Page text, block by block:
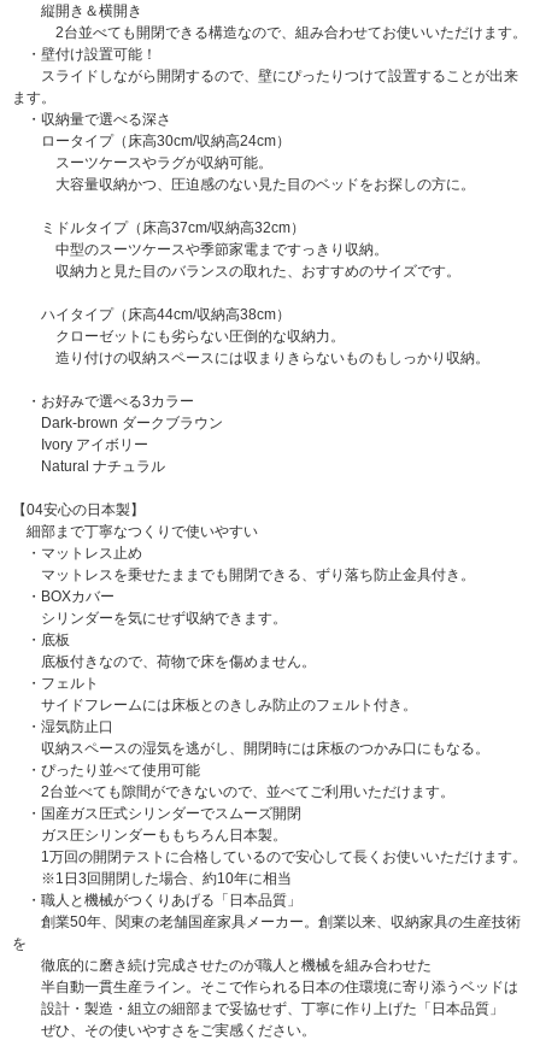
縦開き＆横開き
2台並べても開閉できる構造なので、組み合わせてお使いいただけます。
・壁付け設置可能！
スライドしながら開閉するので、壁にぴったりつけて設置することが出来
ます。
・収納量で選べる深さ
ロータイプ（床高30cm/収納高24cm）
スーツケースやラグが収納可能。
大容量収納かつ、圧迫感のない見た目のベッドをお探しの方に。
ミドルタイプ（床高37cm/収納高32cm）
中型のスーツケースや季節家電まですっきり収納。
収納力と見た目のバランスの取れた、おすすめのサイズです。
ハイタイプ（床高44cm/収納高38cm）
クローゼットにも劣らない圧倒的な収納力。
造り付けの収納スペースには収まりきらないものもしっかり収納。
・お好みで選べる3カラー
Dark-brown ダークブラウン
Ivory アイボリー
Natural ナチュラル
【04安心の日本製】
細部まで丁寧なつくりで使いやすい
・マットレス止め
マットレスを乗せたままでも開閉できる、ずり落ち防止金具付き。
・BOXカバー
シリンダーを気にせず収納できます。
・底板
底板付きなので、荷物で床を傷めません。
・フェルト
サイドフレームには床板とのきしみ防止のフェルト付き。
・湿気防止口
収納スペースの湿気を逃がし、開閉時には床板のつかみ口にもなる。
・ぴったり並べて使用可能
2台並べても隙間ができないので、並べてご利用いただけます。
・国産ガス圧式シリンダーでスムーズ開閉
ガス圧シリンダーももちろん日本製。
1万回の開閉テストに合格しているので安心して長くお使いいただけます。
※1日3回開閉した場合、約10年に相当
・職人と機械がつくりあげる「日本品質」
創業50年、関東の老舗国産家具メーカー。創業以来、収納家具の生産技術
を
徹底的に磨き続け完成させたのが職人と機械を組み合わせた
半自動一貫生産ライン。そこで作られる日本の住環境に寄り添うベッドは
設計・製造・組立の細部まで妥協せず、丁寧に作り上げた「日本品質」
ぜひ、その使いやすさをご実感ください。